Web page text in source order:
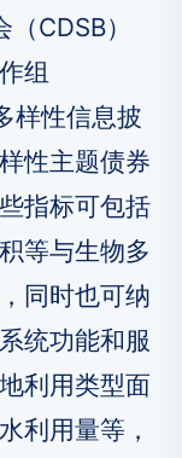
CDSB）
组
样性信息披
性主题债券
指标可包括
等与生物多
同时也可纳
统功能和服
利用类型面
利用量等，